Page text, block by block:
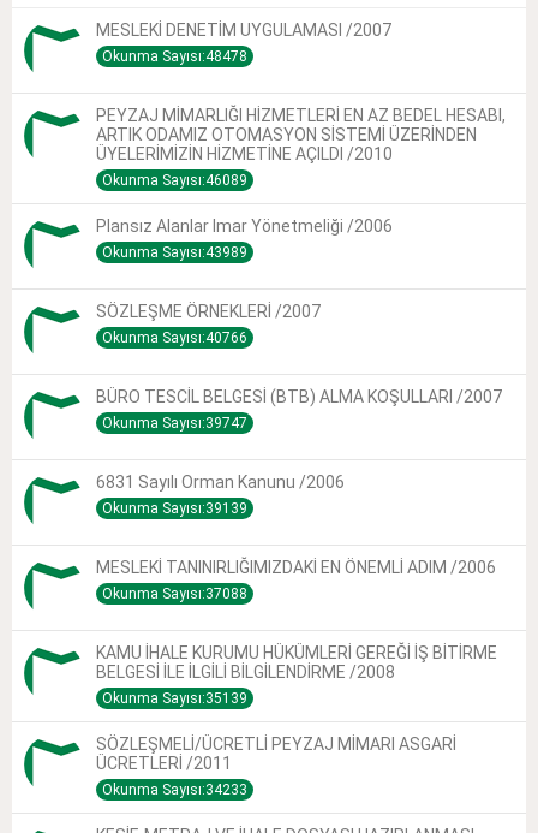
MESLEKİ DENETİM UYGULAMASI /2007
Okunma Sayısı:48478
PEYZAJ MİMARLIĞI HİZMETLERİ EN AZ BEDEL HESABI,
ARTIK ODAMIZ OTOMASYON SİSTEMİ ÜZERİNDEN
ÜYELERİMİZİN HİZMETİNE AÇILDI /2010
Okunma Sayısı:46089
Plansız Alanlar Imar Yönetmeliği /2006
Okunma Sayısı:43989
SÖZLEŞME ÖRNEKLERİ /2007
Okunma Sayısı:40766
BÜRO TESCİL BELGESİ (BTB) ALMA KOŞULLARI /2007
Okunma Sayısı:39747
6831 Sayılı Orman Kanunu /2006
Okunma Sayısı:39139
MESLEKİ TANINIRLIĞIMIZDAKİ EN ÖNEMLİ ADIM /2006
Okunma Sayısı:37088
KAMU İHALE KURUMU HÜKÜMLERİ GEREĞİ İŞ BİTİRME
BELGESİ İLE İLGİLİ BİLGİLENDİRME /2008
Okunma Sayısı:35139
SÖZLEŞMELİ/ÜCRETLİ PEYZAJ MİMARI ASGARİ
ÜCRETLERİ /2011
Okunma Sayısı:34233